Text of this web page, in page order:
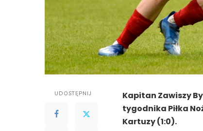
UDOSTĘPNIJ
Kapitan Zawiszy
tygodnika Piłka
Kartuzy (1:0).